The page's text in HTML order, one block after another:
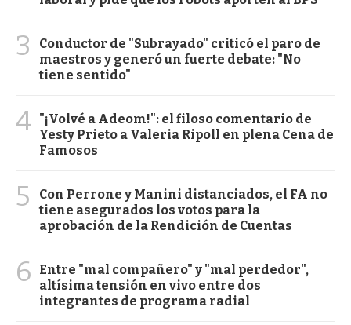
3
Conductor de "Subrayado" criticó el paro de
maestros y generó un fuerte debate: "No
tiene sentido"
4 "¡Volvé a Adeom!": el filoso comentario de
Yesty Prieto a Valeria Ripoll en plena Cena de
Famosos
5
Con Perrone y Manini distanciados, el FA no
tiene asegurados los votos para la
aprobación de la Rendición de Cuentas
6
Entre "mal compañero" y "mal perdedor",
altísima tensión en vivo entre dos
integrantes de programa radial